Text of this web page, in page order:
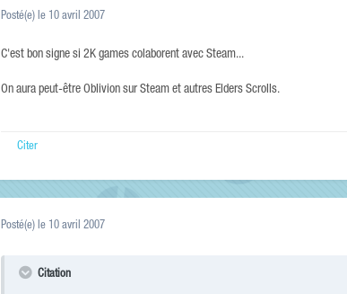
Posté(e) le 10 avril 2007
C'est bon signe si 2K games colaborent avec Steam...
On aura peut-être Oblivion sur Steam et autres Elders Scrolls.
Citer
Posté(e) le 10 avril 2007
Citation